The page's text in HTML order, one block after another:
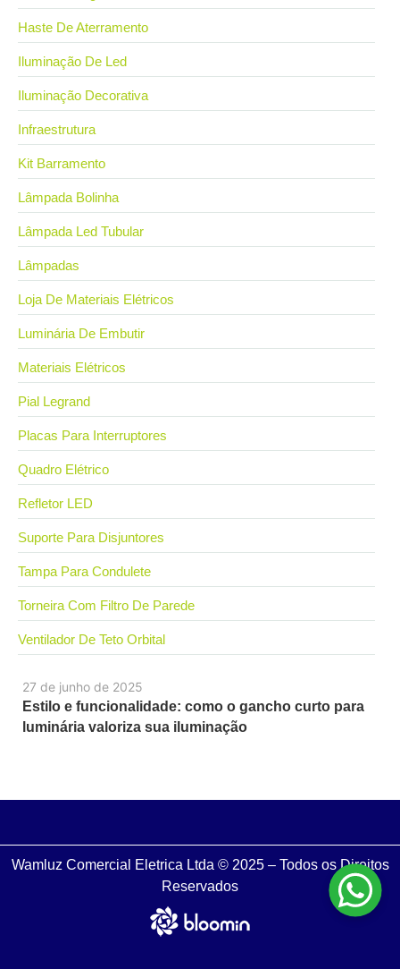
27 de junho de 2025
Estilo e funcionalidade: como o gancho curto para
luminária valoriza sua iluminação
Haste De Aterramento
Iluminação De Led
Iluminação Decorativa
Infraestrutura
Kit Barramento
Lâmpada Bolinha
Lâmpada Led Tubular
Lâmpadas
Loja De Materiais Elétricos
Luminária De Embutir
Materiais Elétricos
Pial Legrand
Placas Para Interruptores
Quadro Elétrico
Refletor LED
Suporte Para Disjuntores
Tampa Para Condulete
Torneira Com Filtro De Parede
Ventilador De Teto Orbital
Wamluz Comercial Eletrica Ltda © 2025 – Todos os Direitos
Reservados